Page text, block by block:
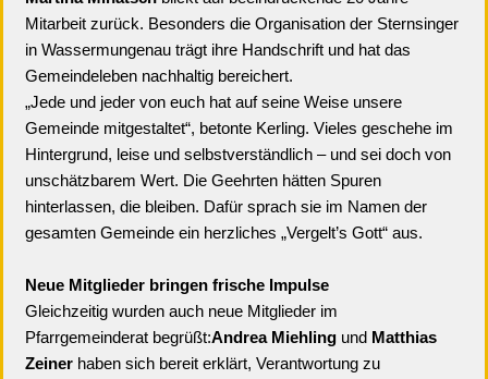
Mitarbeit zurück. Besonders die Organisation der Sternsinger
in Wassermungenau trägt ihre Handschrift und hat das
Gemeindeleben nachhaltig bereichert.
„Jede und jeder von euch hat auf seine Weise unsere
Gemeinde mitgestaltet“, betonte Kerling. Vieles geschehe im
Hintergrund, leise und selbstverständlich – und sei doch von
unschätzbarem Wert. Die Geehrten hätten Spuren
hinterlassen, die bleiben. Dafür sprach sie im Namen der
gesamten Gemeinde ein herzliches „Vergelt’s Gott“ aus.
Neue Mitglieder bringen frische Impulse
Gleichzeitig wurden auch neue Mitglieder im
Pfarrgemeinderat begrüßt:Andrea Miehling und Matthias
Zeiner haben sich bereit erklärt, Verantwortung zu